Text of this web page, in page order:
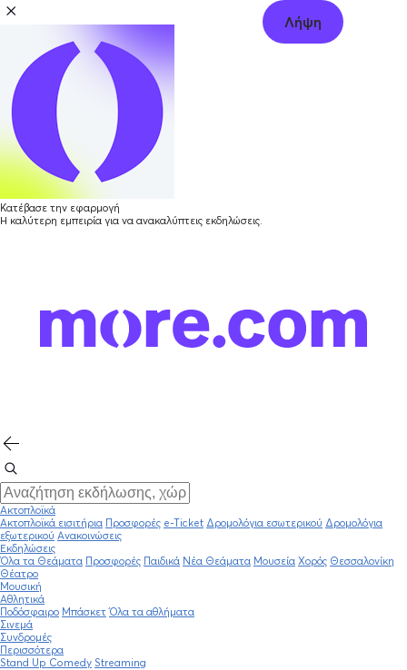
Κατέβασε την εφαρμογή
Η καλύτερη εμπειρία για να ανακαλύπτεις εκδηλώσεις.
Λήψη
Ακτοπλοϊκά
Ακτοπλοϊκά εισιτήρια Προσφορές e-Ticket Δρομολόγια εσωτερικού Δρομολόγια
εξωτερικού Ανακοινώσεις
Εκδηλώσεις
Όλα τα Θεάματα Προσφορές Παιδικά Νέα Θεάματα Μουσεία Χορός Θεσσαλονίκη
Θέατρο
Μουσική
Αθλητικά
Ποδόσφαιρο Μπάσκετ Όλα τα αθλήματα
Σινεμά
Συνδρομές
Περισσότερα
Stand Up Comedy Streaming